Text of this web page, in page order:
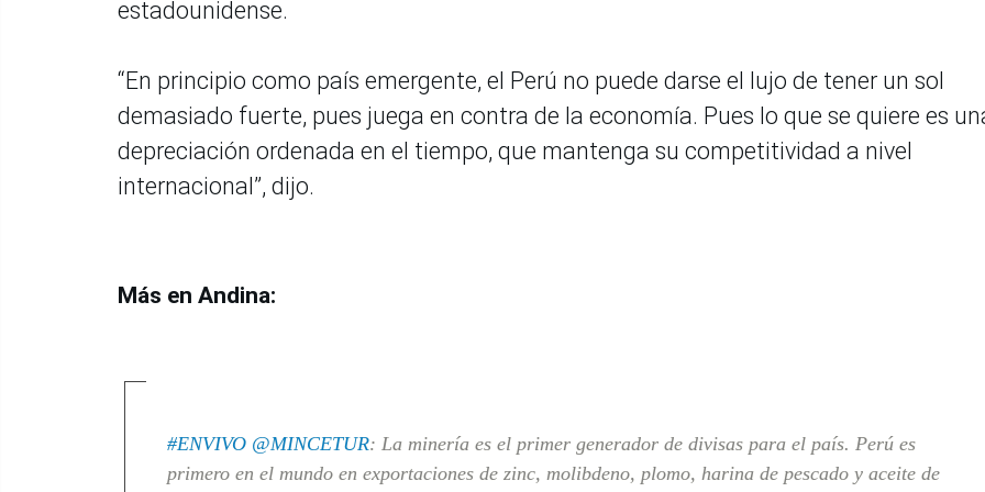
estadounidense.
“En principio como país emergente, el Perú no puede darse el lujo de tener un sol
demasiado fuerte, pues juega en contra de la economía. Pues lo que se quiere es
depreciación ordenada en el tiempo, que mantenga su competitividad a nivel
internacional”, dijo.
Más en Andina:
#ENVIVO @MINCETUR: La minería es el primer generador de divisas para el país. Perú es
primero en el mundo en exportaciones de zinc, molibdeno, plomo, harina de pescado y aceite de